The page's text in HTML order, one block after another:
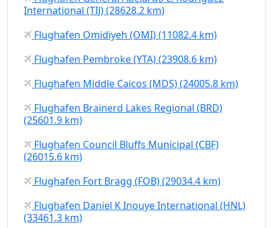
International (TIJ) (28628.2 km)
Flughafen Omidiyeh (OMI) (11082.4 km)
Flughafen Pembroke (YTA) (23908.6 km)
Flughafen Middle Caicos (MDS) (24005.8 km)
Flughafen Brainerd Lakes Regional (BRD)
(25601.9 km)
Flughafen Council Bluffs Municipal (CBF)
(26015.6 km)
Flughafen Fort Bragg (FOB) (29034.4 km)
Flughafen Daniel K Inouye International (HNL)
(33461.3 km)